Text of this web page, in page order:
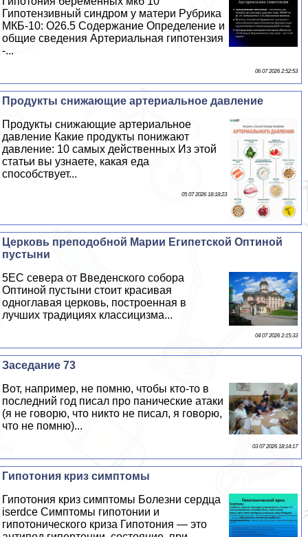
Гипотензивный синдром у матери Рубрика
МКБ-10: O26.5 Содержание Определение и
общие сведения Артериальная гипотензия
-...
06 07 2026 2:52:53
Продукты снижающие артериальное давление
Продукты снижающие артериальное
давление Какие продукты понижают
давление: 10 самых действенных Из этой
статьи вы узнаете, какая еда
способствует...
05 07 2026 18:18:23
Церковь преподобной Марии Египетской Оптиной
пустыни
5EС севера от Введенского собора
Оптиной пустыни стоит красивая
одноглавая церковь, построенная в
лучших традициях классицизма...
04 07 2026 2:15:33
Заседание 73
Вот, например, не помню, чтобы кто-то в
последний год писал про панические атаки
(я не говорю, что никто не писал, я говорю,
что не помню)...
03 07 2026 18:14:17
Гипотония криз симптомы
Гипотония криз симптомы Болезни сердца
iserdce Симптомы гипотонии и
гипотонического криза Гипотония — это